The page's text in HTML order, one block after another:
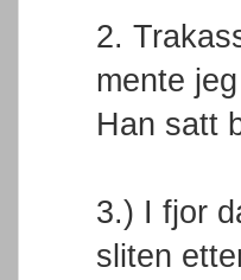
2.
mente
Han satt
3.) I fjor
sliten